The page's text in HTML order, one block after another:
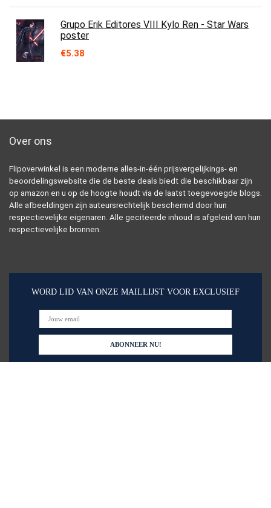
Grupo Erik Editores VIII Kylo Ren - Star Wars
poster
€5.38
Over ons
Flipoverwinkel is een moderne alles-in-één prijsvergelijkings- en
beoordelingswebsite die de beste deals biedt die beschikbaar zijn
op amazon en u op de hoogte houdt via de laatst toegevoegde blogs.
Alle afbeeldingen zijn auteursrechtelijk beschermd door hun
respectievelijke eigenaren. Alle geciteerde inhoud is afgeleid van hun
respectievelijke bronnen.
WORD LID VAN ONZE MAILLIJST VOOR EXCLUSIEF